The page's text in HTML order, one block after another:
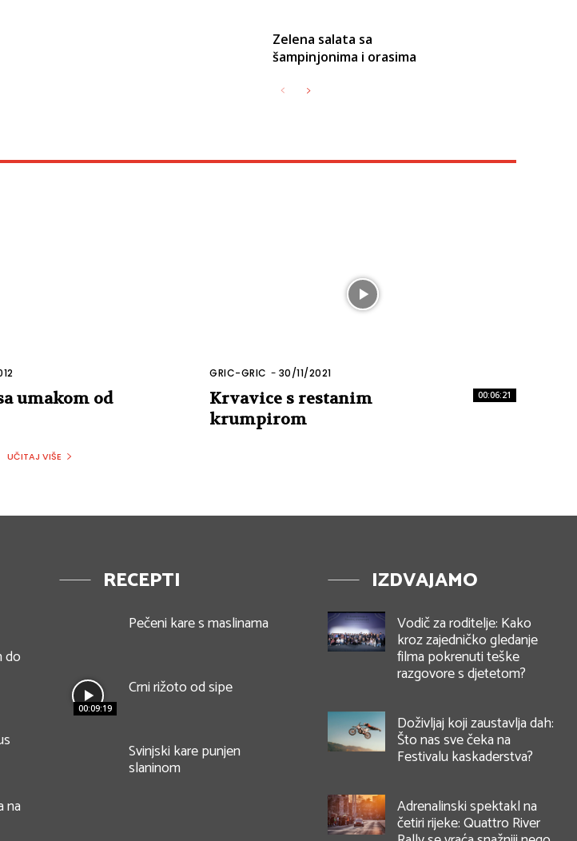
Zelena salata sa
šampinjonima i orasima
umakom od
00:06:21
GRIC-GRIC - 30/11/2021
Krvavice s restanim
krumpirom
UČITAJ VIŠE
do
na
RECEPTI
Pečeni kare s maslinama
00:09:19
Crni rižoto od sipe
Svinjski kare punjen
slaninom
IZDVAJAMO
Vodič za roditelje: Kako
kroz zajedničko gledanje
filma pokrenuti teške
razgovore s djetetom?
Doživljaj koji zaustavlja dah:
Što nas sve čeka na
Festivalu kaskaderstva?
Adrenalinski spektakl na
četiri rijeke: Quattro River